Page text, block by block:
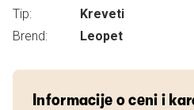
Tip:
Kreveti
Brend:
Leopet
Informacije o ceni i